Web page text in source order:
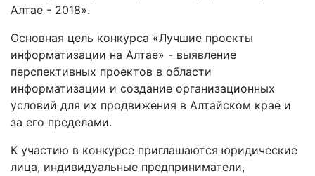
Алтае - 2018».
Основная цель конкурса «Лучшие проекты
информатизации на Алтае» - выявление
перспективных проектов в области
информатизации и создание организационных
условий для их продвижения в Алтайском крае и
за его пределами.
К участию в конкурсе приглашаются юридические
лица, индивидуальные предприниматели,